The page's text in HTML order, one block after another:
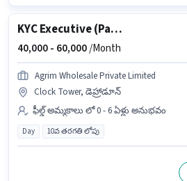
KYC Executive (Part-Time)
40,000 - 60,000/Month
Agrim Wholesale Private Limited
Clock Tower, డెహ్రాడూన్
ఫీల్డ్ అమ్మకాలు లో 0 - 6 ఏళ్లు అనుభవం
Day 10వ తరగతి లోపు